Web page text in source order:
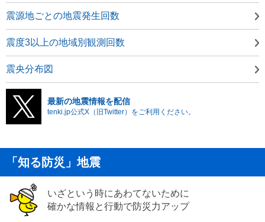
震源地ごとの地震発生回数
震度3以上の地域別観測回数
震央分布図
最新の地震情報を配信
tenki.jp公式X（旧Twitter）をご利用ください。
「知る防災」地震
いざという時にあわてないために
確かな情報と行動で防災力アップ